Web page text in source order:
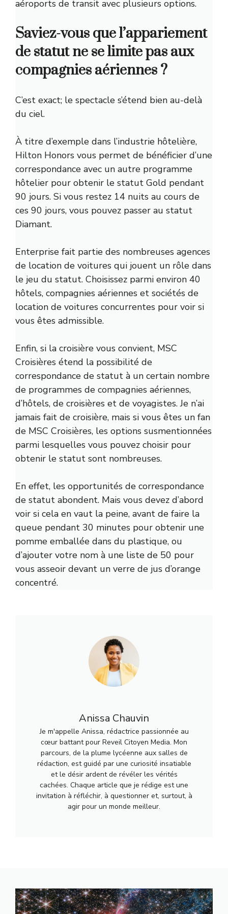
aéroports de transit avec plusieurs options.
Saviez-vous que l’appariement
de statut ne se limite pas aux
compagnies aériennes ?
C’est exact; le spectacle s’étend bien au-delà
du ciel.
À titre d’exemple dans l’industrie hôtelière,
Hilton Honors vous permet de bénéficier d’une
correspondance avec un autre programme
hôtelier pour obtenir le statut Gold pendant
90 jours. Si vous restez 14 nuits au cours de
ces 90 jours, vous pouvez passer au statut
Diamant.
Enterprise fait partie des nombreuses agences
de location de voitures qui jouent un rôle dans
le jeu du statut. Choisissez parmi environ 40
hôtels, compagnies aériennes et sociétés de
location de voitures concurrentes pour voir si
vous êtes admissible.
Enfin, si la croisière vous convient, MSC
Croisières étend la possibilité de
correspondance de statut à un certain nombre
de programmes de compagnies aériennes,
d’hôtels, de croisières et de voyagistes. Je n’ai
jamais fait de croisière, mais si vous êtes un fan
de MSC Croisières, les options susmentionnées
parmi lesquelles vous pouvez choisir pour
obtenir le statut sont nombreuses.
En effet, les opportunités de correspondance
de statut abondent. Mais vous devez d’abord
voir si cela en vaut la peine, avant de faire la
queue pendant 30 minutes pour obtenir une
pomme emballée dans du plastique, ou
d’ajouter votre nom à une liste de 50 pour
vous asseoir devant un verre de jus d’orange
concentré.
Anissa Chauvin
Je m'appelle Anissa, rédactrice passionnée au
cœur battant pour Reveil Citoyen Media. Mon
parcours, de la plume lycéenne aux salles de
rédaction, est guidé par une curiosité insatiable
et le désir ardent de révéler les vérités
cachées. Chaque article que je rédige est une
invitation à réfléchir, à questionner et, surtout, à
agir pour un monde meilleur.